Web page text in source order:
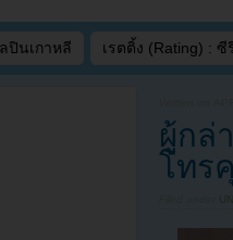
ปินเกาหลี เรตติ้ง (Rating) : ซี
ผู้กล่
โทร